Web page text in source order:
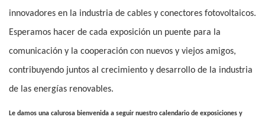
innovadores en la industria de cables y conectores fotovoltaicos.
Esperamos hacer de cada exposición un puente para la
comunicación y la cooperación con nuevos y viejos amigos,
contribuyendo juntos al crecimiento y desarrollo de la industria
de las energías renovables.
Le damos una calurosa bienvenida a seguir nuestro calendario de exposiciones y